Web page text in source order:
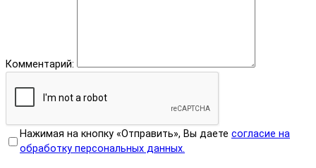
Комментарий:
Нажимая на кнопку «Отправить», Вы даете согласие на
обработку персональных данных.